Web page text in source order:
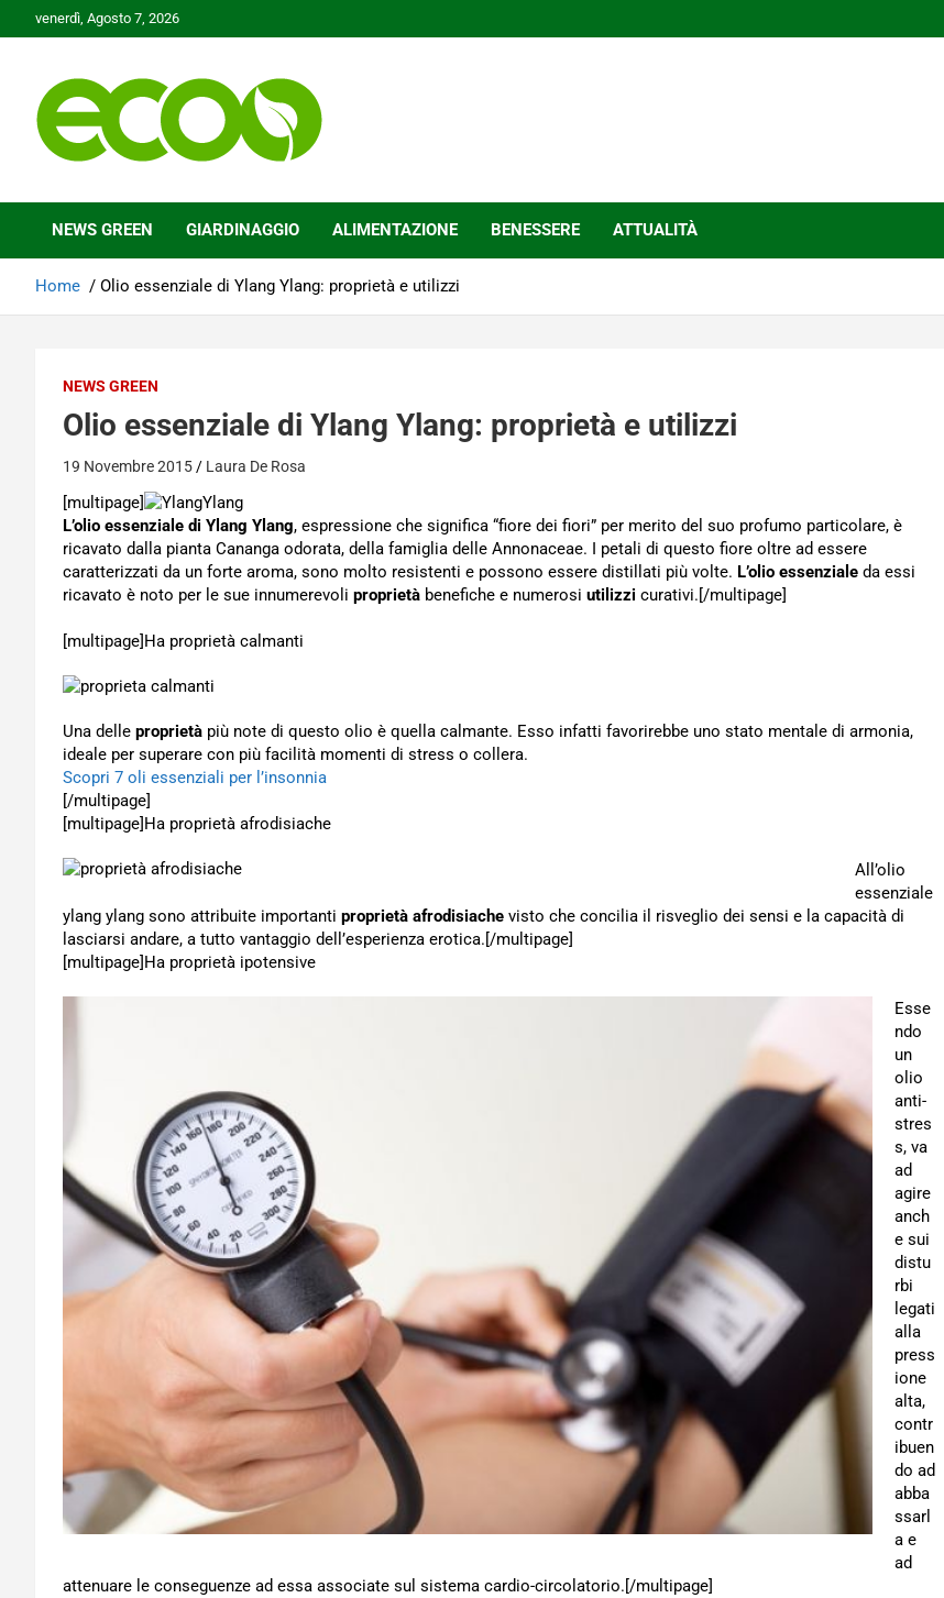
to
venerdì, Agosto 7, 2026
Ecoo.it
NEWS GREEN GIARDINAGGIO ALIMENTAZIONE BENESSERE ATTUALITÀ
Home Olio essenziale di Ylang Ylang: proprietà e utilizzi
NEWS GREEN
Olio essenziale di Ylang Ylang: proprietà e utilizzi
19 Novembre 2015 Laura De Rosa
[multipage]
L’olio essenziale di Ylang Ylang, espressione che significa “fiore dei fiori” per merito del suo profumo particolare, è
ricavato dalla pianta Cananga odorata, della famiglia delle Annonaceae. I petali di questo fiore oltre ad essere
caratterizzati da un forte aroma, sono molto resistenti e possono essere distillati più volte. L’olio essenziale da essi
ricavato è noto per le sue innumerevoli proprietà benefiche e numerosi utilizzi curativi.[/multipage]
[multipage]Ha proprietà calmanti
Una delle proprietà più note di questo olio è quella calmante. Esso infatti favorirebbe uno stato mentale di armonia,
ideale per superare con più facilità momenti di stress o collera.
Scopri 7 oli essenziali per l’insonnia
[/multipage]
[multipage]Ha proprietà afrodisiache
All’olio
essenziale
ylang ylang sono attribuite importanti proprietà afrodisiache visto che concilia il risveglio dei sensi e la capacità di
lasciarsi andare, a tutto vantaggio dell’esperienza erotica.[/multipage]
[multipage]Ha proprietà ipotensive
Esse
ndo
un
olio
anti-
stres
s, va
ad
agire
anch
e sui
distu
rbi
legati
alla
press
ione
alta,
contr
ibuen
do ad
abba
ssarl
a e
ad
attenuare le conseguenze ad essa associate sul sistema cardio-circolatorio.[/multipage]